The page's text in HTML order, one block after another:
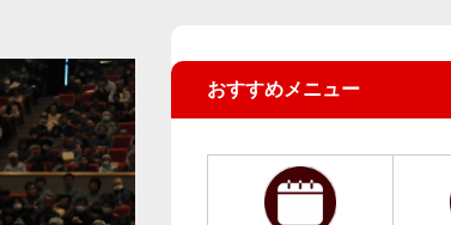
おすすめメニュー